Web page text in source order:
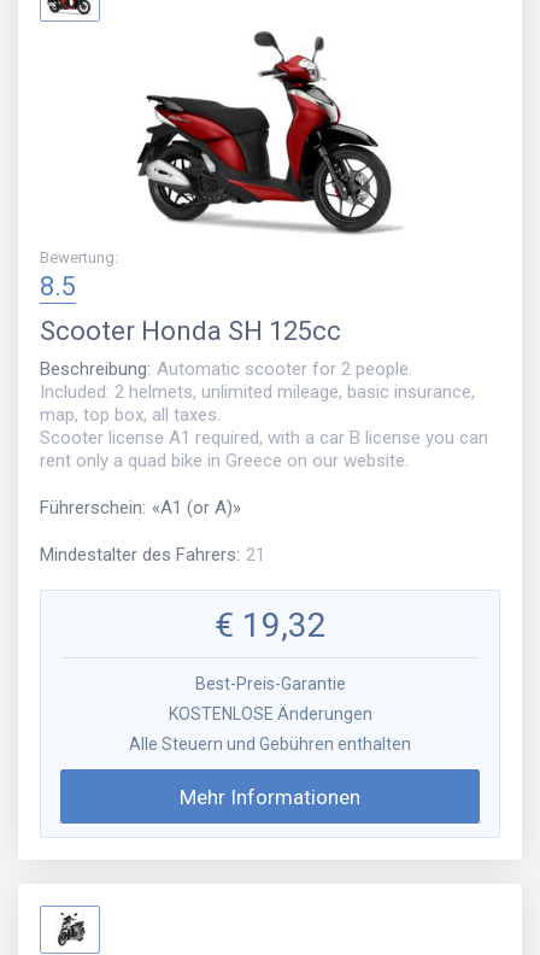
Bewertung:
8.5
Scooter Honda SH 125cc
Beschreibung: Automatic scooter for 2 people.
Included: 2 helmets, unlimited mileage, basic insurance,
map, top box, all taxes.
Scooter license A1 required, with a car B license you can
rent only a quad bike in Greece on our website.
Führerschein: «A1 (or A)»
Mindestalter des Fahrers: 21
€ 19,32
Best-Preis-Garantie
KOSTENLOSE Änderungen
Alle Steuern und Gebühren enthalten
Mehr Informationen